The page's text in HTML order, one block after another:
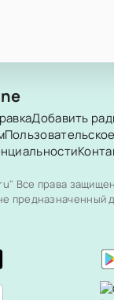
Добавить
Все права
предназначенный